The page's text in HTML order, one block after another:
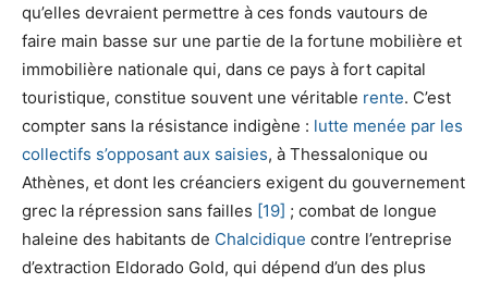
qu’elles devraient permettre à ces fonds vautours de
faire main basse sur une partie de la fortune mobilière et
immobilière nationale qui, dans ce pays à fort capital
touristique, constitue souvent une véritable rente. C’est
compter sans la résistance indigène : lutte menée par les
collectifs s’opposant aux saisies, à Thessalonique ou
Athènes, et dont les créanciers exigent du gouvernement
grec la répression sans failles [19] ; combat de longue
haleine des habitants de Chalcidique contre l’entreprise
d’extraction Eldorado Gold, qui dépend d’un des plus